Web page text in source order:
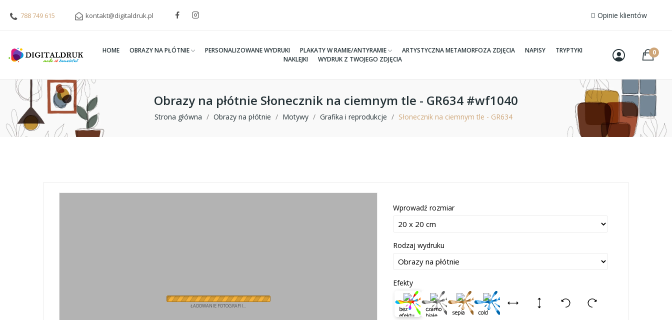
788 749 615 kontakt@digitaldruk.pl Opinie klientów
HOME OBRAZY NA PŁÓTNIE PERSONALIZOWANE WYDRUKI PLAKATY W RAMIE/ANTYRAMIE ARTYSTYCZNA METAMORFOZA ZDJĘCIA NAPISY
TRYPTYKI
NAKLEJKI
WYDRUK Z TWOJEGO ZDJĘCIA
0
Obrazy na płótnie Słonecznik na ciemnym tle - GR634 #wf1040
Strona główna Obrazy na płótnie Motywy Grafika i reprodukcje Słonecznik na ciemnym tle - GR634
ŁADOWANIE FOTOGRAFII...
Wprowadź rozmiar
Rodzaj wydruku
Efekty